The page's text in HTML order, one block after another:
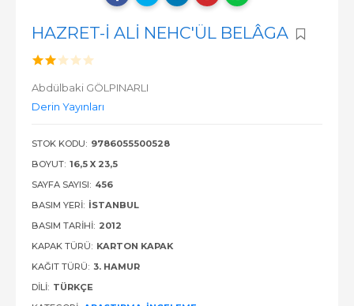
HAZRET-İ ALİ NEHC'ÜL BELÂGA
Abdülbaki GÖLPINARLI
Derin Yayınları
STOK KODU: 9786055500528
BOYUT: 16,5 X 23,5
SAYFA SAYISI: 456
BASIM YERI: İSTANBUL
BASIM TARIHI: 2012
KAPAK TÜRÜ: KARTON KAPAK
KAĞIT TÜRÜ: 3. HAMUR
DILI: TÜRKÇE